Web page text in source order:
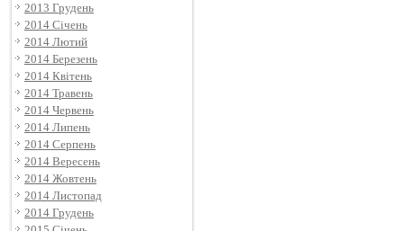
2013 Грудень
2014 Січень
2014 Лютий
2014 Березень
2014 Квітень
2014 Травень
2014 Червень
2014 Липень
2014 Серпень
2014 Вересень
2014 Жовтень
2014 Листопад
2014 Грудень